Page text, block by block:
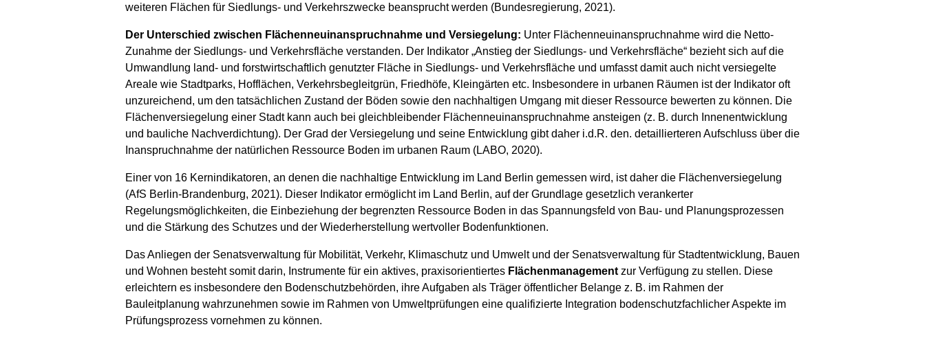
weiteren Flächen für Siedlungs- und Verkehrszwecke beansprucht werden (Bundesregierung, 2021).
Der Unterschied zwischen Flächenneuinanspruchnahme und Versiegelung: Unter Flächenneuinanspruchnahme wird die Netto-
Zunahme der Siedlungs- und Verkehrsfläche verstanden. Der Indikator „Anstieg der Siedlungs- und Verkehrsfläche“ bezieht sich auf die
Umwandlung land- und forstwirtschaftlich genutzter Fläche in Siedlungs- und Verkehrsfläche und umfasst damit auch nicht versiegelte
Areale wie Stadtparks, Hofflächen, Verkehrsbegleitgrün, Friedhöfe, Kleingärten etc. Insbesondere in urbanen Räumen ist der Indikator oft
unzureichend, um den tatsächlichen Zustand der Böden sowie den nachhaltigen Umgang mit dieser Ressource bewerten zu können. Die
Flächenversiegelung einer Stadt kann auch bei gleichbleibender Flächenneuinanspruchnahme ansteigen (z. B. durch Innenentwicklung
und bauliche Nachverdichtung). Der Grad der Versiegelung und seine Entwicklung gibt daher i.d.R. den. detaillierteren Aufschluss über die
Inanspruchnahme der natürlichen Ressource Boden im urbanen Raum (LABO, 2020).
Einer von 16 Kernindikatoren, an denen die nachhaltige Entwicklung im Land Berlin gemessen wird, ist daher die Flächenversiegelung
(AfS Berlin-Brandenburg, 2021). Dieser Indikator ermöglicht im Land Berlin, auf der Grundlage gesetzlich verankerter
Regelungsmöglichkeiten, die Einbeziehung der begrenzten Ressource Boden in das Spannungsfeld von Bau- und Planungsprozessen
und die Stärkung des Schutzes und der Wiederherstellung wertvoller Bodenfunktionen.
Das Anliegen der Senatsverwaltung für Mobilität, Verkehr, Klimaschutz und Umwelt und der Senatsverwaltung für Stadtentwicklung, Bauen
und Wohnen besteht somit darin, Instrumente für ein aktives, praxisorientiertes Flächenmanagement zur Verfügung zu stellen. Diese
erleichtern es insbesondere den Bodenschutzbehörden, ihre Aufgaben als Träger öffentlicher Belange z. B. im Rahmen der
Bauleitplanung wahrzunehmen sowie im Rahmen von Umweltprüfungen eine qualifizierte Integration bodenschutzfachlicher Aspekte im
Prüfungsprozess vornehmen zu können.